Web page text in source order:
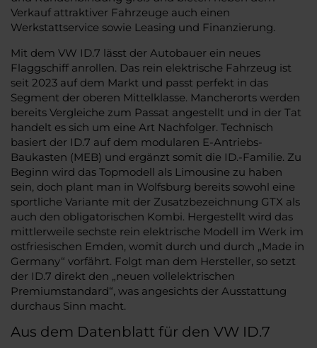
Verkauf attraktiver Fahrzeuge auch einen
Werkstattservice sowie Leasing und Finanzierung.
Mit dem VW ID.7 lässt der Autobauer ein neues
Flaggschiff anrollen. Das rein elektrische Fahrzeug ist
seit 2023 auf dem Markt und passt perfekt in das
Segment der oberen Mittelklasse. Mancherorts werden
bereits Vergleiche zum Passat angestellt und in der Tat
handelt es sich um eine Art Nachfolger. Technisch
basiert der ID.7 auf dem modularen E-Antriebs-
Baukasten (MEB) und ergänzt somit die ID.-Familie. Zu
Beginn wird das Topmodell als Limousine zu haben
sein, doch plant man in Wolfsburg bereits sowohl eine
sportliche Variante mit der Zusatzbezeichnung GTX als
auch den obligatorischen Kombi. Hergestellt wird das
mittlerweile sechste rein elektrische Modell im Werk im
ostfriesischen Emden, womit durch und durch „Made in
Germany“ vorfährt. Folgt man dem Hersteller, so setzt
der ID.7 direkt den „neuen vollelektrischen
Premiumstandard“, was angesichts der Ausstattung
durchaus Sinn macht.
Aus dem Datenblatt für den VW ID.7